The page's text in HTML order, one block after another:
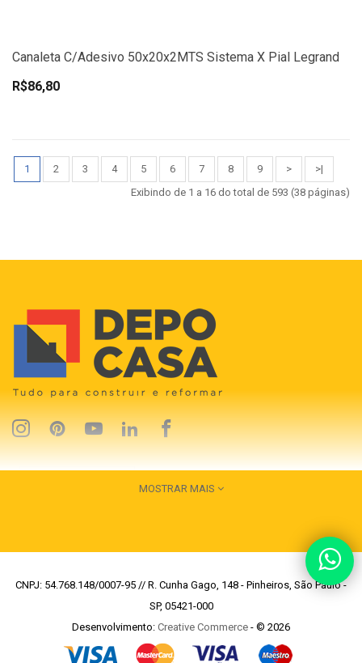
Canaleta C/Adesivo 50x20x2MTS Sistema X Pial Legrand
R$86,80
1 2 3 4 5 6 7 8 9 >
>|
Exibindo de 1 a 16 do total de 593 (38 páginas)
MOSTRAR MAIS
CNPJ: 54.768.148/0007-95 // R. Cunha Gago, 148 - Pinheiros, São Paulo -
SP, 05421-000
Desenvolvimento: Creative Commerce - © 2026